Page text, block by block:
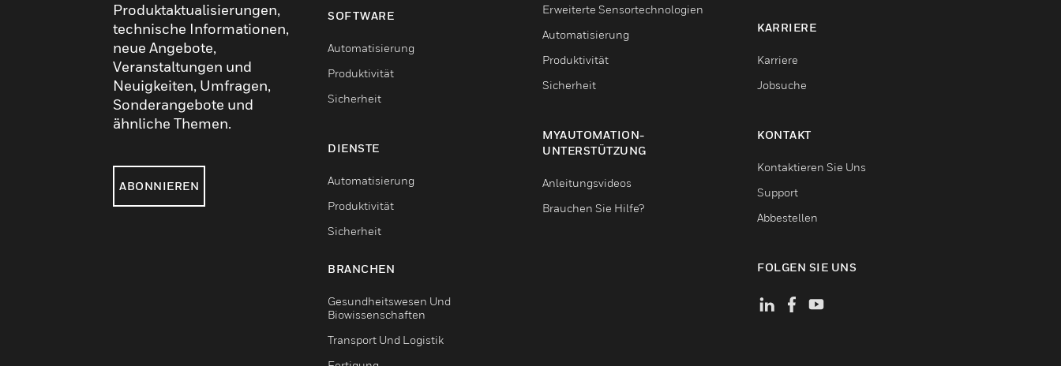
Produktaktualisierungen,
technische Informationen,
neue Angebote,
Veranstaltungen und
Neuigkeiten, Umfragen,
Sonderangebote und
ähnliche Themen.
ABONNIEREN
SOFTWARE
Automatisierung
Produktivität
Sicherheit
DIENSTE
Automatisierung
Produktivität
Sicherheit
BRANCHEN
Gesundheitswesen Und
Biowissenschaften
Transport Und Logistik
Erweiterte Sensortechnologien
Automatisierung
Produktivität
Sicherheit
MYAUTOMATION-
UNTERSTÜTZUNG
Anleitungsvideos
Brauchen Sie Hilfe?
KARRIERE
Karriere
Jobsuche
KONTAKT
Kontaktieren Sie Uns
Support
Abbestellen
FOLGEN SIE UNS